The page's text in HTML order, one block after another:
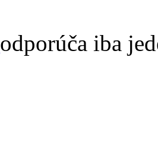
odporúča iba